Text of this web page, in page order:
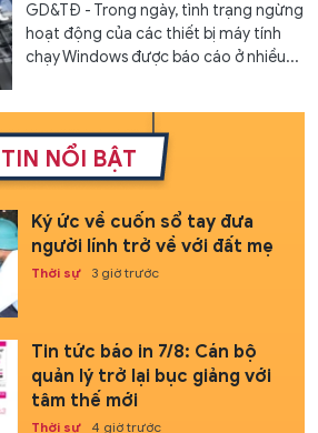
GD&TĐ - Trong ngày, tình trạng ngừng
hoạt động của các thiết bị máy tính
chạy Windows được báo cáo ở nhiều...
TIN NỔI BẬT
Ký ức về cuốn sổ tay đưa
người lính trở về với đất mẹ
Thời sự 3 giờ trước
Tin tức báo in 7/8: Cán bộ
quản lý trở lại bục giảng với
tâm thế mới
Thời sự 4 giờ trước